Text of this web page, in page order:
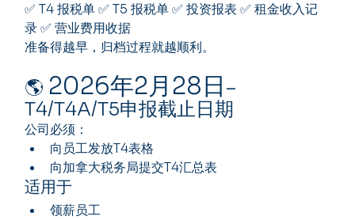
✅ T4 报税单 ✅ T5 报税单 ✅ 投资报表 ✅ 租金收入记
录 ✅ 营业费用收据
准备得越早，归档过程就越顺利。
🌎 2026年2月28日 –
T4/T4A/T5申报截止日期
公司必须：
向员工发放T4表格
向加拿大税务局提交T4汇总表
适用于
领薪员工